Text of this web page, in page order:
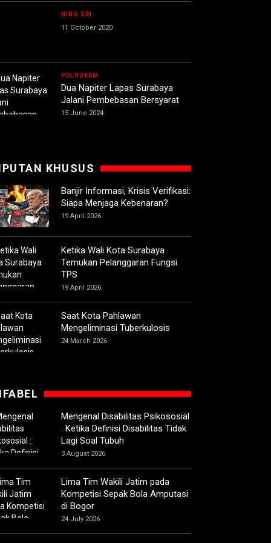
NING SRI
11 October 2020
POLHUKAM
Dua Napiter Lapas Surabaya
Jalani Pembebasan Bersyarat
15 June 2024
KHUSUS
Banjir Informasi, Krisis Verifikasi:
Siapa Menjaga Kebenaran?
19 April 2026
Ketika Wali Kota Surabaya
Temukan Pelanggaran Fungsi
TPS
19 April 2026
Saat Kota Pahlawan
Mengeliminasi Tuberkulosis
24 March 2026
Mengenal Disabilitas Psikososial
: Ketika Definisi Disabilitas Tidak
Lagi Soal Tubuh
3 August 2026
Lima Tim Wakili Jatim pada
Kompetisi Sepak Bola Amputasi
di Bogor
24 July 2026